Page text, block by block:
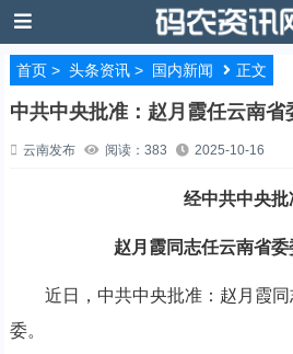
首页> 头条资讯> 国内新闻 正文
中共中央批准：赵月霞任云南省
云南发布 阅读：383 2025-10-16
经中共中央批
赵月霞同志任云南省
近日，中共中央批准：赵月霞同
委。